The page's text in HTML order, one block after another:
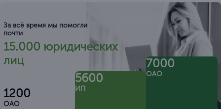
За всё время мы помогли
почти
15.000 юридических
лиц
1200
ОАО
5600
ИП
7000
ОАО